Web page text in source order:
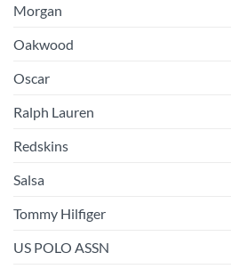
Morgan
Oakwood
Oscar
Ralph Lauren
Redskins
Salsa
Tommy Hilfiger
US POLO ASSN